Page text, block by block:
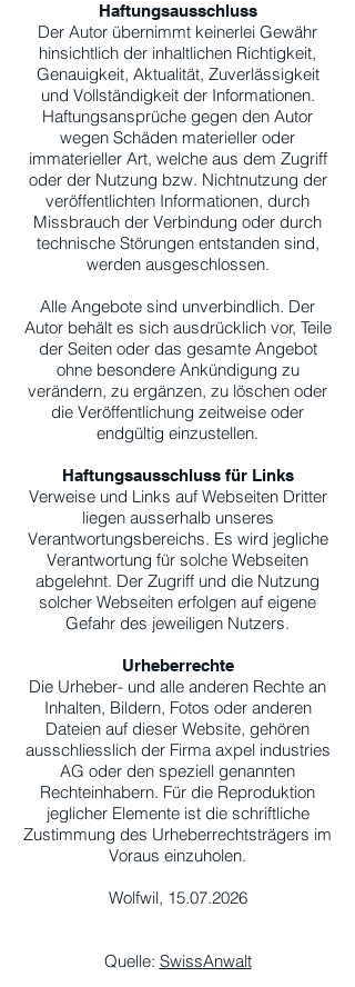
Haftungsausschluss
Der Autor übernimmt keinerlei Gewähr
hinsichtlich der inhaltlichen Richtigkeit,
Genauigkeit, Aktualität, Zuverlässigkeit
und Vollständigkeit der Informationen.
Haftungsansprüche gegen den Autor
wegen Schäden materieller oder
immaterieller Art, welche aus dem Zugriff
oder der Nutzung bzw. Nichtnutzung der
veröffentlichten Informationen, durch
Missbrauch der Verbindung oder durch
technische Störungen entstanden sind,
werden ausgeschlossen.
Alle Angebote sind unverbindlich. Der
Autor behält es sich ausdrücklich vor, Teile
der Seiten oder das gesamte Angebot
ohne besondere Ankündigung zu
verändern, zu ergänzen, zu löschen oder
die Veröffentlichung zeitweise oder
endgültig einzustellen.
Haftungsausschluss für Links
Verweise und Links auf Webseiten Dritter
liegen ausserhalb unseres
Verantwortungsbereichs. Es wird jegliche
Verantwortung für solche Webseiten
abgelehnt. Der Zugriff und die Nutzung
solcher Webseiten erfolgen auf eigene
Gefahr des jeweiligen Nutzers.
Urheberrechte
Die Urheber- und alle anderen Rechte an
Inhalten, Bildern, Fotos oder anderen
Dateien auf dieser Website, gehören
ausschliesslich der Firma axpel industries
AG oder den speziell genannten
Rechteinhabern. Für die Reproduktion
jeglicher Elemente ist die schriftliche
Zustimmung des Urheberrechtsträgers im
Voraus einzuholen.
Wolfwil, 15.07.2026
Quelle: SwissAnwalt